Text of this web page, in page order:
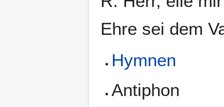
Ehre sei dem
Hymnen
Antiphon